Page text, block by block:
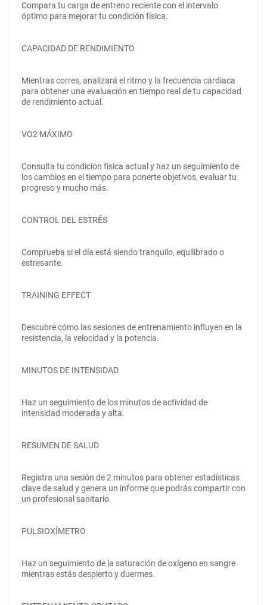
Compara tu carga de entreno reciente con el intervalo
óptimo para mejorar tu condición física.
CAPACIDAD DE RENDIMIENTO
Mientras corres, analizará el ritmo y la frecuencia cardiaca
para obtener una evaluación en tiempo real de tu capacidad
de rendimiento actual.
VO2 MÁXIMO
Consulta tu condición física actual y haz un seguimiento de
los cambios en el tiempo para ponerte objetivos, evaluar tu
progreso y mucho más.
CONTROL DEL ESTRÉS
Comprueba si el día está siendo tranquilo, equilibrado o
estresante.
TRAINING EFFECT
Descubre cómo las sesiones de entrenamiento influyen en la
resistencia, la velocidad y la potencia.
MINUTOS DE INTENSIDAD
Haz un seguimiento de los minutos de actividad de
intensidad moderada y alta.
RESUMEN DE SALUD
Registra una sesión de 2 minutos para obtener estadísticas
clave de salud y genera un informe que podrás compartir con
un profesional sanitario.
PULSIOXÍMETRO
Haz un seguimiento de la saturación de oxígeno en sangre
mientras estás despierto y duermes.